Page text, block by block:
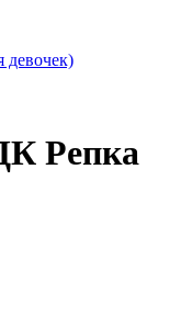
девочек)
Репка